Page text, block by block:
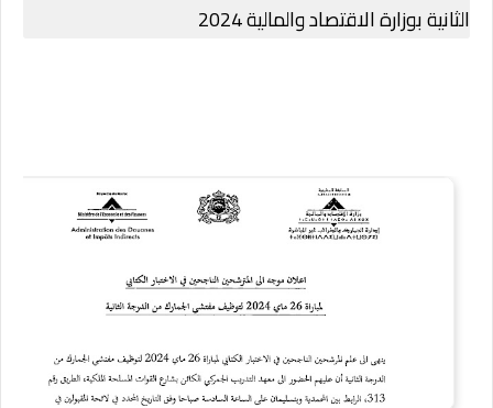
الثانية بوزارة الاقتصاد والمالية 2024